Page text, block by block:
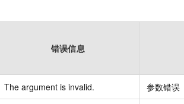
错误信息
The argument is invalid. 参数错误